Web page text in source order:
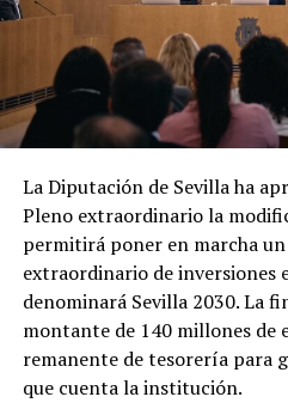
La Diputación de Sevilla ha
Pleno extraordinario la
permitirá poner en marcha
extraordinario de inversiones
denominará Sevilla 2030. La
montante de 140 millones de
remanente de tesorería para
que cuenta la institución.